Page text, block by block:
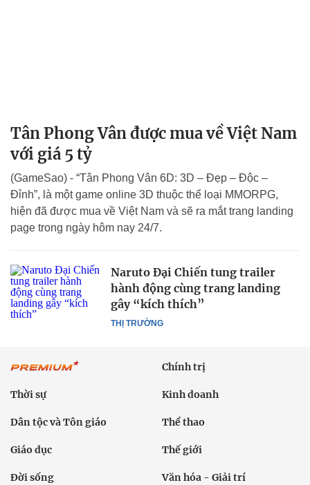
Tân Phong Vân được mua về Việt Nam
với giá 5 tỷ
(GameSao) - “Tân Phong Vân 6D: 3D – Đẹp – Độc –
Đỉnh”, là một game online 3D thuộc thể loại MMORPG,
hiện đã được mua về Việt Nam và sẽ ra mắt trang landing
page trong ngày hôm nay 24/7.
THỊ TRƯỜNG
Naruto Đại Chiến tung trailer
hành động cùng trang landing
gây “kích thích”
Chính trị
Thời sự Kinh doanh
Dân tộc và Tôn giáo Thể thao
Giáo dục Thế giới
Đời sống Văn hóa - Giải trí